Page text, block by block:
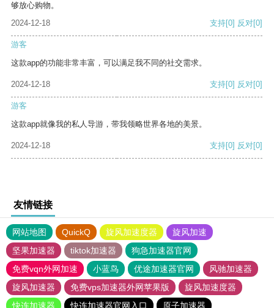
够放心购物。
2024-12-18
支持[0] 反对[0]
游客
这款app的功能非常丰富，可以满足我不同的社交需求。
2024-12-18 支持[0] 反对[0]
游客
这款app就像我的私人导游，带我领略世界各地的美景。
2024-12-18 支持[0] 反对[0]
友情链接
网站地图 QuickQ 旋风加速度器
旋风加速
坚果加速器
tiktok加速器
狗急加速器官网
免费vqn外网加速
小蓝鸟 优途加速器官网
风驰加速器
旋风加速器
免费vps加速器外网苹果版
旋风加速度器
快连加速器
快连加速器官网入口 原子加速器